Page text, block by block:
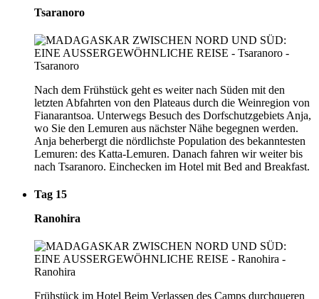
Tsaranoro
Nach dem Frühstück geht es weiter nach Süden mit den
letzten Abfahrten von den Plateaus durch die Weinregion von
Fianarantsoa. Unterwegs Besuch des Dorfschutzgebiets Anja,
wo Sie den Lemuren aus nächster Nähe begegnen werden.
Anja beherbergt die nördlichste Population des bekanntesten
Lemuren: des Katta-Lemuren. Danach fahren wir weiter bis
nach Tsaranoro. Einchecken im Hotel mit Bed and Breakfast.
Tag 15
Ranohira
Frühstück im Hotel Beim Verlassen des Camps durchqueren